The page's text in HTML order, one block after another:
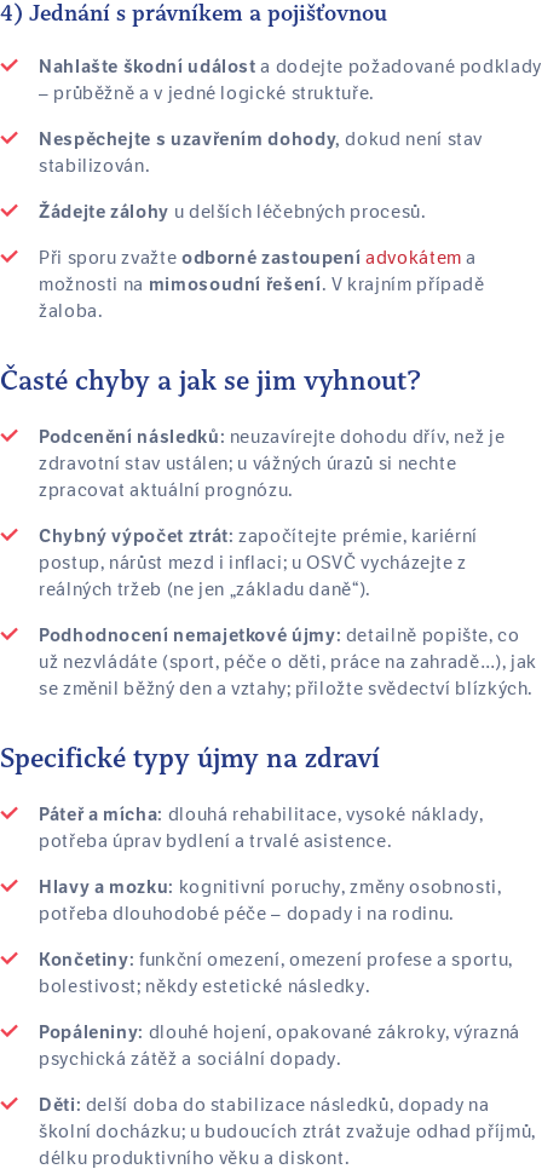
4) Jednání s právníkem a pojišťovnou
Nahlašte škodní událost a dodejte požadované podklady
– průběžně a v jedné logické struktuře.
Nespěchejte s uzavřením dohody, dokud není stav
stabilizován.
Žádejte zálohy u delších léčebných procesů.
Při sporu zvažte odborné zastoupení advokátem a
možnosti na mimosoudní řešení. V krajním případě
žaloba.
Časté chyby a jak se jim vyhnout?
Podcenění následků: neuzavírejte dohodu dřív, než je
zdravotní stav ustálen; u vážných úrazů si nechte
zpracovat aktuální prognózu.
Chybný výpočet ztrát: započítejte prémie, kariérní
postup, nárůst mezd i inflaci; u OSVČ vycházejte z
reálných tržeb (ne jen „základu daně“).
Podhodnocení nemajetkové újmy: detailně popište, co
už nezvládáte (sport, péče o děti, práce na zahradě…), jak
se změnil běžný den a vztahy; přiložte svědectví blízkých.
Specifické typy újmy na zdraví
Páteř a mícha: dlouhá rehabilitace, vysoké náklady,
potřeba úprav bydlení a trvalé asistence.
Hlavy a mozku: kognitivní poruchy, změny osobnosti,
potřeba dlouhodobé péče – dopady i na rodinu.
Končetiny: funkční omezení, omezení profese a sportu,
bolestivost; někdy estetické následky.
Popáleniny: dlouhé hojení, opakované zákroky, výrazná
psychická zátěž a sociální dopady.
Děti: delší doba do stabilizace následků, dopady na
školní docházku; u budoucích ztrát zvažuje odhad příjmů,
délku produktivního věku a diskont.